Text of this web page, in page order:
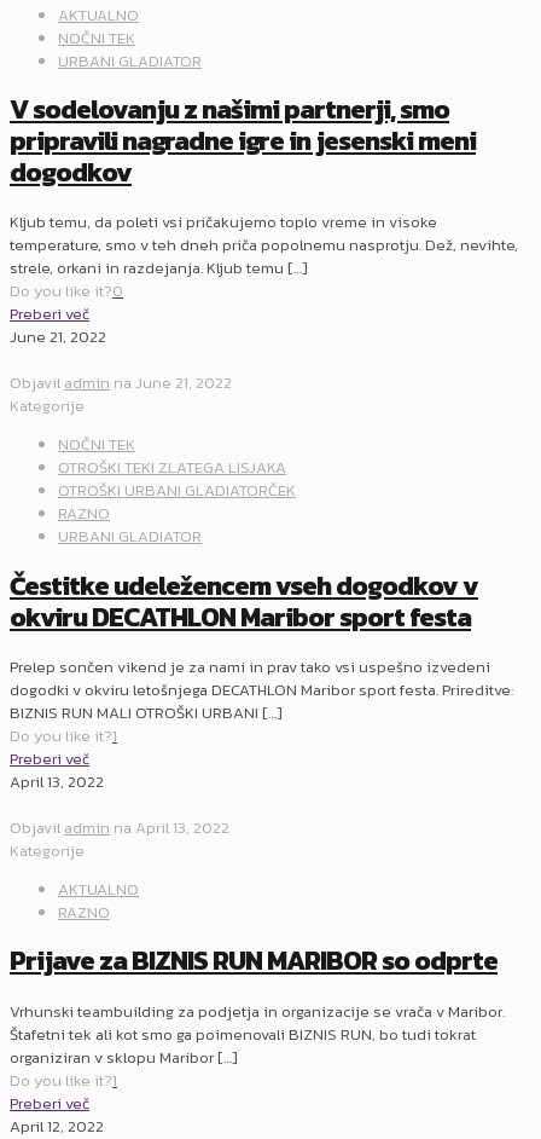
AKTUALNO
NOČNI TEK
URBANI GLADIATOR
V sodelovanju z našimi partnerji, smo
pripravili nagradne igre in jesenski meni
dogodkov
Kljub temu, da poleti vsi pričakujemo toplo vreme in visoke
temperature, smo v teh dneh priča popolnemu nasprotju. Dež, nevihte,
strele, orkani in razdejanja. Kljub temu […]
Do you like it?0
Preberi več
June 21, 2022
Objavil admin na June 21, 2022
Kategorije
NOČNI TEK
OTROŠKI TEKI ZLATEGA LISJAKA
OTROŠKI URBANI GLADIATORČEK
RAZNO
URBANI GLADIATOR
Čestitke udeležencem vseh dogodkov v
okviru DECATHLON Maribor sport festa
Prelep sončen vikend je za nami in prav tako vsi uspešno izvedeni
dogodki v okviru letošnjega DECATHLON Maribor sport festa. Prireditve:
BIZNIS RUN MALI OTROŠKI URBANI […]
Do you like it?1
Preberi več
April 13, 2022
Objavil admin na April 13, 2022
Kategorije
AKTUALNO
RAZNO
Prijave za BIZNIS RUN MARIBOR so odprte
Vrhunski teambuilding za podjetja in organizacije se vrača v Maribor.
Štafetni tek ali kot smo ga poimenovali BIZNIS RUN, bo tudi tokrat
organiziran v sklopu Maribor[…]
Do you like it?1
Preberi več
April 12, 2022